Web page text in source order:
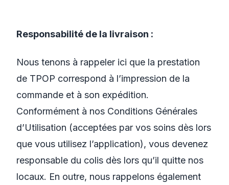
Responsabilité de la livraison :
Nous tenons à rappeler ici que la prestation
de TPOP correspond à l’impression de la
commande et à son expédition.
Conformément à nos Conditions Générales
d’Utilisation (acceptées par vos soins dès lors
que vous utilisez l’application), vous devenez
responsable du colis dès lors qu’il quitte nos
locaux. En outre, nous rappelons également